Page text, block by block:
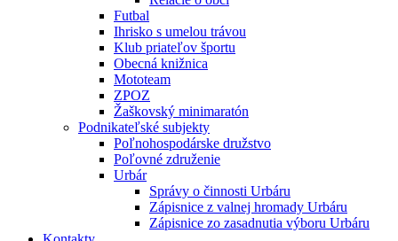
Futbal
Ihrisko s umelou trávou
Klub priateľov športu
Obecná knižnica
Mototeam
ZPOZ
Žaškovský minimaratón
Podnikateľské subjekty
Poľnohospodárske družstvo
Poľovné združenie
Urbár
Správy o činnosti Urbáru
Zápisnice z valnej hromady Urbáru
Zápisnice zo zasadnutia výboru Urbáru